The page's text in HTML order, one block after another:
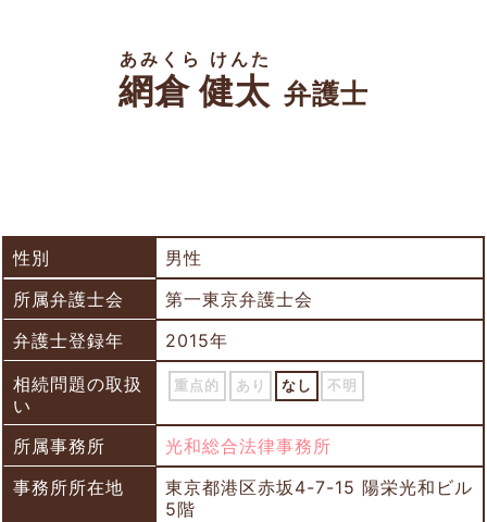
網倉 健太
あみくら けんた
弁護士
性別
男性
所属弁護士会
第一東京弁護士会
弁護士登録年
2015年
相続問題の取扱
い
重点的 あり なし 不明
所属事務所
光和総合法律事務所
事務所所在地
東京都港区赤坂4-7-15 陽栄光和ビル
5階